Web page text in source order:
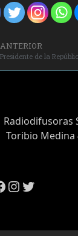
ANTERIOR
Radiodifusoras
Toribio Medina